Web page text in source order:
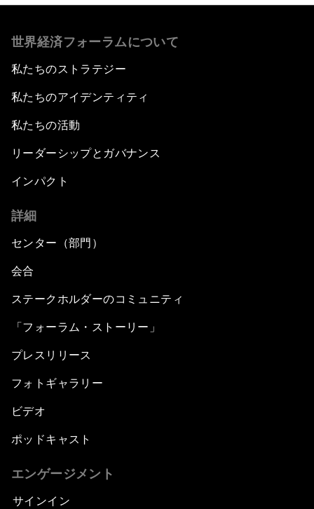
世界経済フォーラムについて
私たちのストラテジー
私たちのアイデンティティ
私たちの活動
リーダーシップとガバナンス
インパクト
詳細
センター（部門）
会合
ステークホルダーのコミュニティ
「フォーラム・ストーリー」
プレスリリース
フォトギャラリー
ビデオ
ポッドキャスト
エンゲージメント
サインイン